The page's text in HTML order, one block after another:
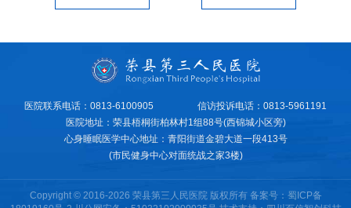
医院联系电话：0813-6100905
信访投诉电话：0813-5961191
医院地址：荣县梧桐街柏林村1组88号(西锦城小区旁)
心身睡眠医学中心地址：青阳街道金碧大道一段413号
(市民健身中心对面统战之家3楼)
Copyright © 2016-2026 荣县第三人民医院 版权所有 备案号： 蜀ICP备